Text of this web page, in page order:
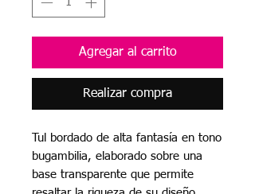
Agregar al carrito
Realizar compra
Tul bordado de alta fantasía en tono
bugambilia, elaborado sobre una
base transparente que permite